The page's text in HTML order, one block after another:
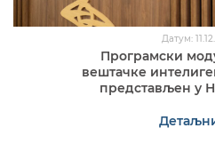
Датум:
Програмски
вештачке
представљен у